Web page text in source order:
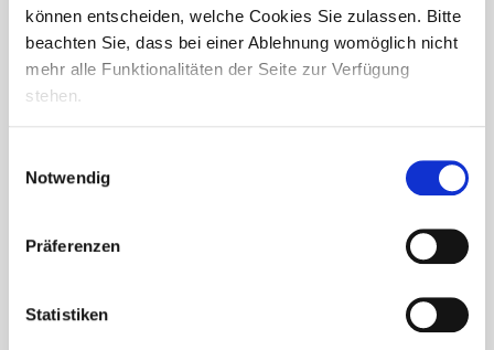
können entscheiden, welche Cookies Sie zulassen. Bitte
beachten Sie, dass bei einer Ablehnung womöglich nicht
mehr alle Funktionalitäten der Seite zur Verfügung
stehen.
Notwendig
Präferenzen
Statistiken
Kommunikation betrifft uns alle. Im Seniorendomizil Haus
Thema statt. Die Veranstaltung vermittelte wertvolle AHA-
Momente und tiefgehende Erkenntnisse, die dazu